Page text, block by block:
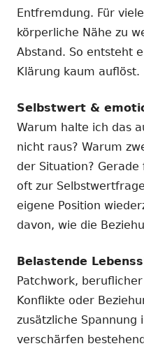
Entfremdung. Für
körperliche Nähe zu
Abstand. So entsteht
Klärung kaum auflöst.
Selbstwert &
Warum halte ich das
nicht raus? Warum
der Situation?
oft zur
eigene Position
davon, wie die
Belastende
Patchwork,
Konflikte oder
zusätzliche Spannung
verschärfen